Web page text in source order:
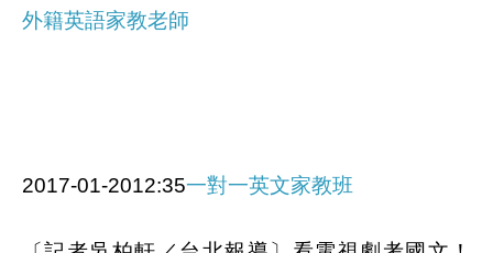
外籍英語家教老師
2017-01-2012:35一對一英文家教班